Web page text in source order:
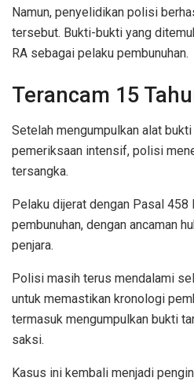
Namun, penyelidikan polisi
tersebut. Bukti-bukti yang
RA sebagai pelaku pembunuhan.
Terancam 15
Setelah mengumpulkan alat
pemeriksaan intensif, polisi
tersangka.
Pelaku dijerat dengan Pasal 458
pembunuhan, dengan ancaman
penjara.
Polisi masih terus mendalami
untuk memastikan kronologi
termasuk mengumpulkan bukti
saksi.
Kasus ini kembali menjadi